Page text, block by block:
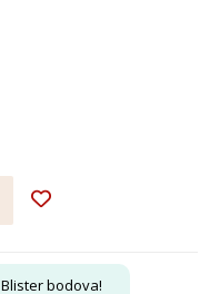
Blister bodova!